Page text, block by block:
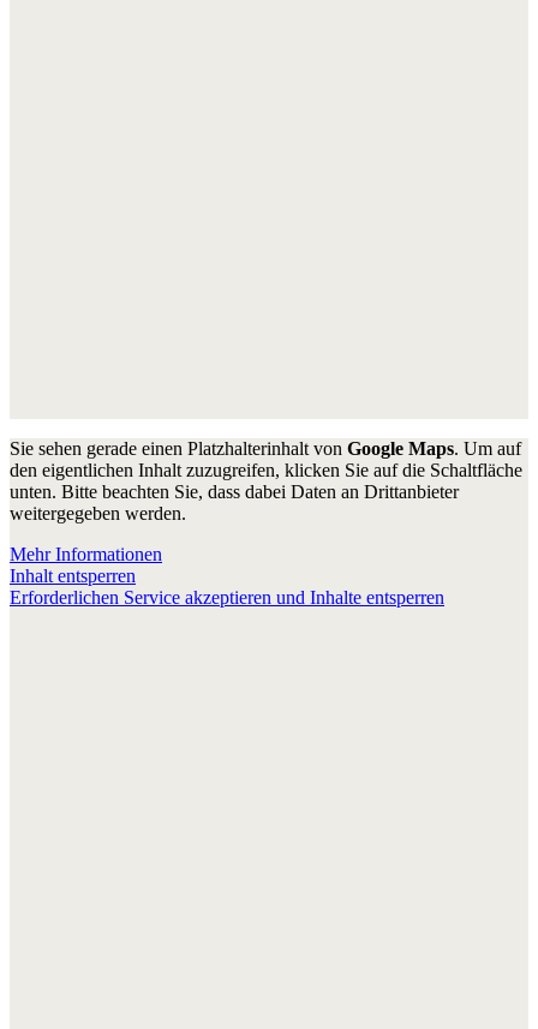
Sie sehen gerade einen Platzhalterinhalt von Google Maps. Um auf
den eigentlichen Inhalt zuzugreifen, klicken Sie auf die Schaltfläche
unten. Bitte beachten Sie, dass dabei Daten an Drittanbieter
weitergegeben werden.
Mehr Informationen
Inhalt entsperren
Erforderlichen Service akzeptieren und Inhalte entsperren